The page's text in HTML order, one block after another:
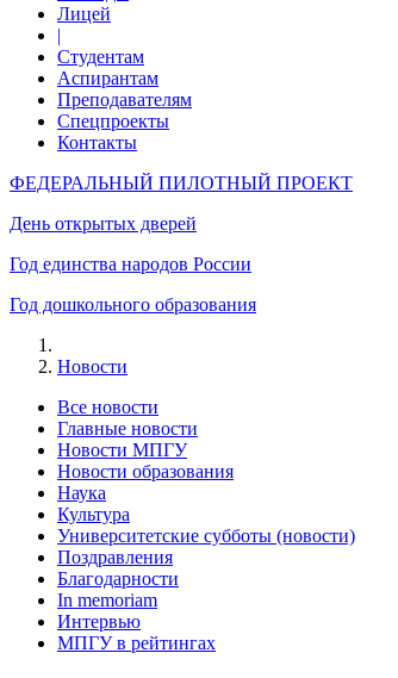
Лицей
|
Студентам
Аспирантам
Преподавателям
Спецпроекты
Контакты
ФЕДЕРАЛЬНЫЙ ПИЛОТНЫЙ ПРОЕКТ
День открытых дверей
Год единства народов России
Год дошкольного образования
Новости
Все новости
Главные новости
Новости МПГУ
Новости образования
Наука
Культура
Университетские субботы (новости)
Поздравления
Благодарности
In memoriam
Интервью
МПГУ в рейтингах